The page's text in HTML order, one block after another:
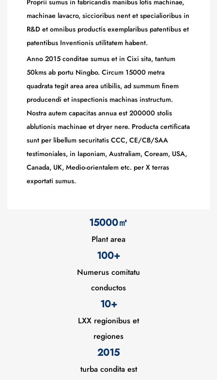
machinae lavacro, siccioribus nent et specialioribus in
R&D et omnibus productis exemplaribus patentibus et
patentibus Inventionis utilitatem habent.
Anno 2015 conditae sumus et in Cixi sita, tantum
50kms ab portu Ningbo. Circum 15000 metra
quadrata tegit area area utibilis, ad summum finem
producendi et inspectionis machinas instructum.
Nostra autem capacitas annua est 200000 stolis
ablutionis machinae et dryer nere. Producta certificata
sunt per libellum securitatis CCC, CE/CB/SAA
testimoniales, in Iaponiam, Australiam, Coream, USA,
Canada, UK, Medio-orientalem etc. per X terras
exportati sumus.
15000㎡
Plant area
100+
Numerus comitatu
conductos
10+
LXX regionibus et
regiones
2015
turba condita est